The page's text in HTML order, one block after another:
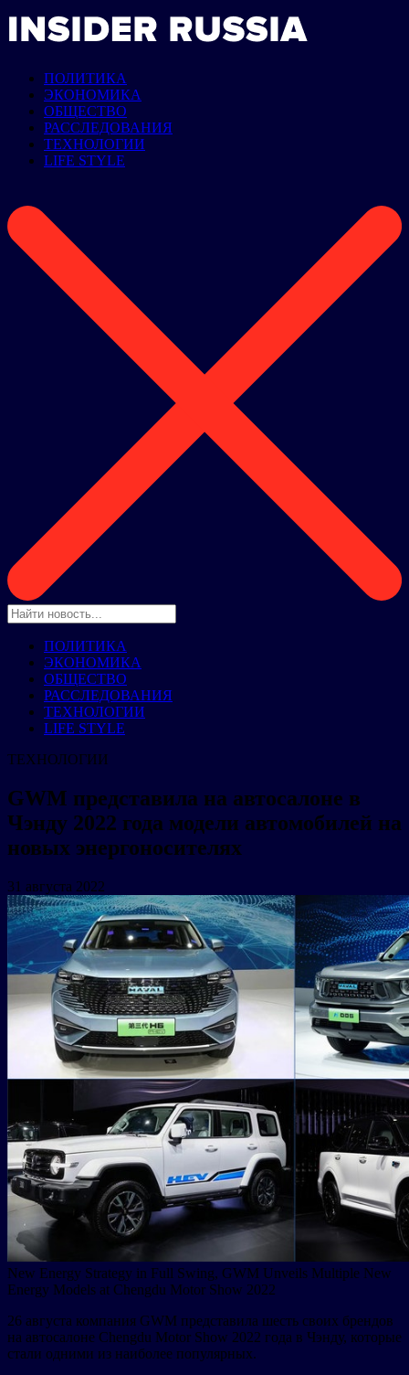
ПОЛИТИКА
ЭКОНОМИКА
ОБЩЕСТВО
РАССЛЕДОВАНИЯ
ТЕХНОЛОГИИ
LIFE STYLE
ПОЛИТИКА
ЭКОНОМИКА
ОБЩЕСТВО
РАССЛЕДОВАНИЯ
ТЕХНОЛОГИИ
LIFE STYLE
ТЕХНОЛОГИИ
GWM представила на автосалоне в
Чэнду 2022 года модели автомобилей на
новых энергоносителях
31 августа 2022
New Energy Strategy in Full Swing, GWM Unveils Multiple New
Energy Models at Chengdu Motor Show 2022
26 августа компания GWM представила шесть своих брендов
на автосалоне Chengdu Motor Show 2022 года в Чэнду, которые
стали одними из наиболее популярных.